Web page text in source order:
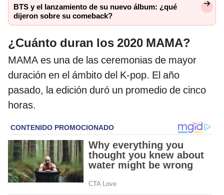
BTS y el lanzamiento de su nuevo álbum: ¿qué
dijeron sobre su comeback?
¿Cuánto duran los 2020 MAMA?
MAMA es una de las ceremonias de mayor
duración en el ámbito del K-pop. El año
pasado, la edición duró un promedio de cinco
horas.